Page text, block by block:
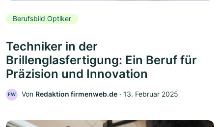
Berufsbild Optiker
Techniker in der
Brillenglasfertigung: Ein Beruf für
Präzision und Innovation
FW Von Redaktion firmenweb.de ‧ 13. Februar 2025